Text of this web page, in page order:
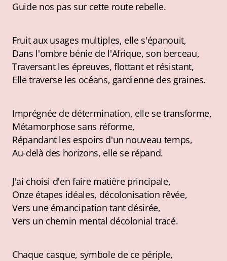
Guide nos pas sur cette route rebelle.
Fruit aux usages multiples, elle s'épanouit,
Dans l'ombre bénie de l'Afrique, son berceau,
Traversant les épreuves, flottant et résistant,
Elle traverse les océans, gardienne des graines.
Imprégnée de détermination, elle se transforme,
Métamorphose sans réforme,
Répandant les espoirs d'un nouveau temps,
Au-delà des horizons, elle se répand.
J'ai choisi d'en faire matière principale,
Onze étapes idéales, décolonisation rêvée,
Vers une émancipation tant désirée,
Vers un chemin mental décolonial tracé.
Chaque casque, symbole de ce périple,